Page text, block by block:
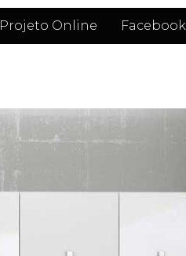
Projeto Online Facebook